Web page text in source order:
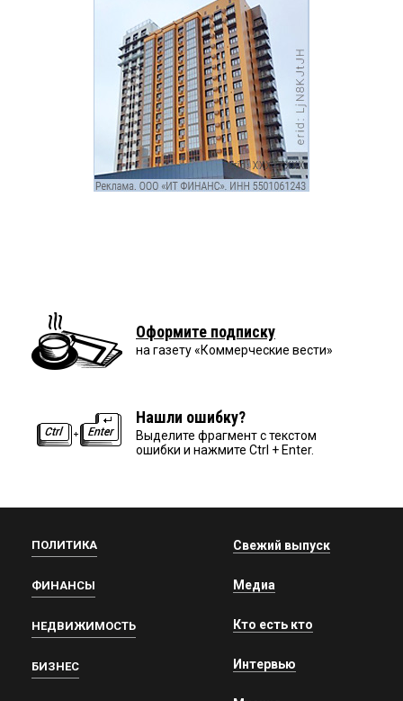
Оформите подписку
на газету «Коммерческие вести»
Нашли ошибку?
Выделите фрагмент с текстом
ошибки и нажмите Ctrl + Enter.
ПОЛИТИКА
ФИНАНСЫ
НЕДВИЖИМОСТЬ
БИЗНЕС
Свежий выпуск
Медиа
Кто есть кто
Интервью